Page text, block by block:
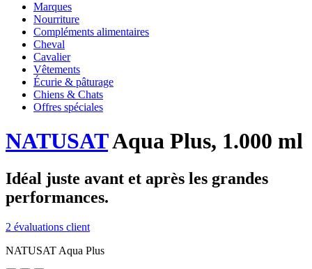
Marques
Nourriture
Compléments alimentaires
Cheval
Cavalier
Vêtements
Écurie & pâturage
Chiens & Chats
Offres spéciales
NATUSATAqua Plus, 1.000 ml
Idéal juste avant et après les grandes
performances.
2 évaluations client
NATUSAT Aqua Plus